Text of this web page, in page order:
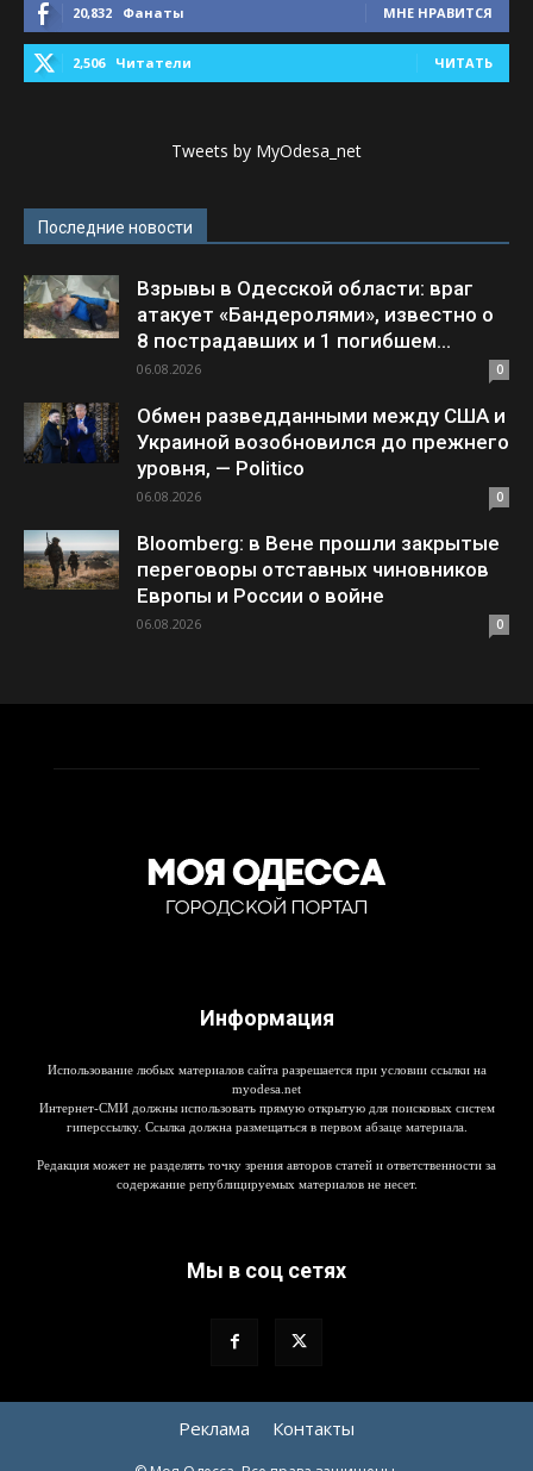
20,832 Фанаты МНЕ НРАВИТСЯ
2,506 Читатели ЧИТАТЬ
Tweets by MyOdesa_net
Последние новости
Взрывы в Одесской области: враг
атакует «Бандеролями», известно о
8 пострадавших и 1 погибшем...
06.08.2026 0
Обмен разведданными между США и
Украиной возобновился до прежнего
уровня, — Politico
06.08.2026 0
Bloomberg: в Вене прошли закрытые
переговоры отставных чиновников
Европы и России о войне
06.08.2026 0
Информация
Использование любых материалов сайта разрешается при условии ссылки на
myodesa.net
Интернет-СМИ должны использовать прямую открытую для поисковых систем
гиперссылку. Ссылка должна размещаться в первом абзаце материала.
Редакция может не разделять точку зрения авторов статей и ответственности за
содержание републицируемых материалов не несет.
Мы в соц сетях
Реклама Контакты